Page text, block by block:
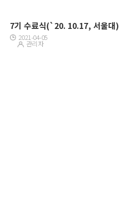
7기 수료식(`20. 10.17, 서울대)
2021-04-05
관리자